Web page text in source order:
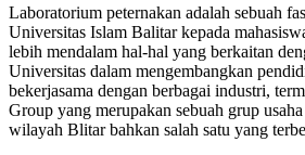
Laboratorium peternakan adalah sebuah
Universitas Islam Balitar kepada
lebih mendalam hal-hal yang berkaitan
Universitas dalam mengembangkan
bekerjasama dengan berbagai industri,
Group yang merupakan sebuah grup
wilayah Blitar bahkan salah satu yang